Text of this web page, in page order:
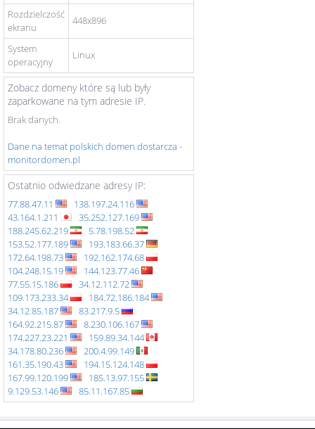
Rozdzielczość
ekranu
448x896
System
operacyjny
Linux
Zobacz domeny które są lub były
zaparkowane na tym adresie IP.
Brak danych.
Dane na temat polskich domen dostarcza -
monitordomen.pl
Ostatnio odwiedzane adresy IP:
77.88.47.11
138.197.24.116
43.164.1.211
35.252.127.169
188.245.62.219
5.78.198.52
153.52.177.189
193.183.66.37
172.64.198.73
192.162.174.68
104.248.15.19
144.123.77.46
77.55.15.186
34.12.112.72
109.173.233.34
184.72.186.184
34.12.85.187
83.217.9.5
164.92.215.87
8.230.106.167
174.227.23.221
159.89.34.144
34.178.80.236
200.4.99.149
161.35.190.43
194.15.124.148
167.99.120.199
185.13.97.155
9.129.53.146
85.11.167.85